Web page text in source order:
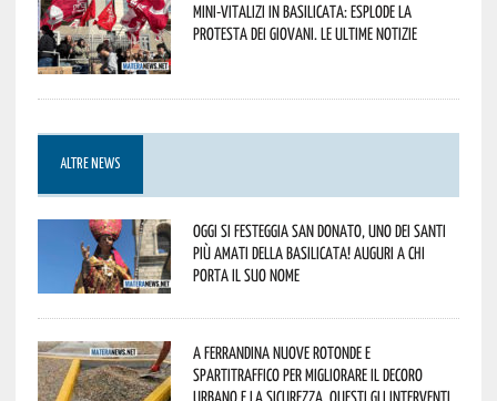
Mini-vitalizi in Basilicata: esplode la
protesta dei giovani. Le ultime notizie
ALTRE NEWS
Oggi si festeggia San Donato, uno dei Santi
più amati della Basilicata! Auguri a chi
porta il suo nome
A Ferrandina nuove rotonde e
spartitraffico per migliorare il decoro
urbano e la sicurezza. Questi gli interventi